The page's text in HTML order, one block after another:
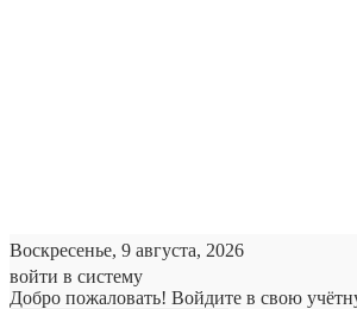
Воскресенье, 9 августа, 2026
войти в систему
Добро пожаловать! Войдите в свою